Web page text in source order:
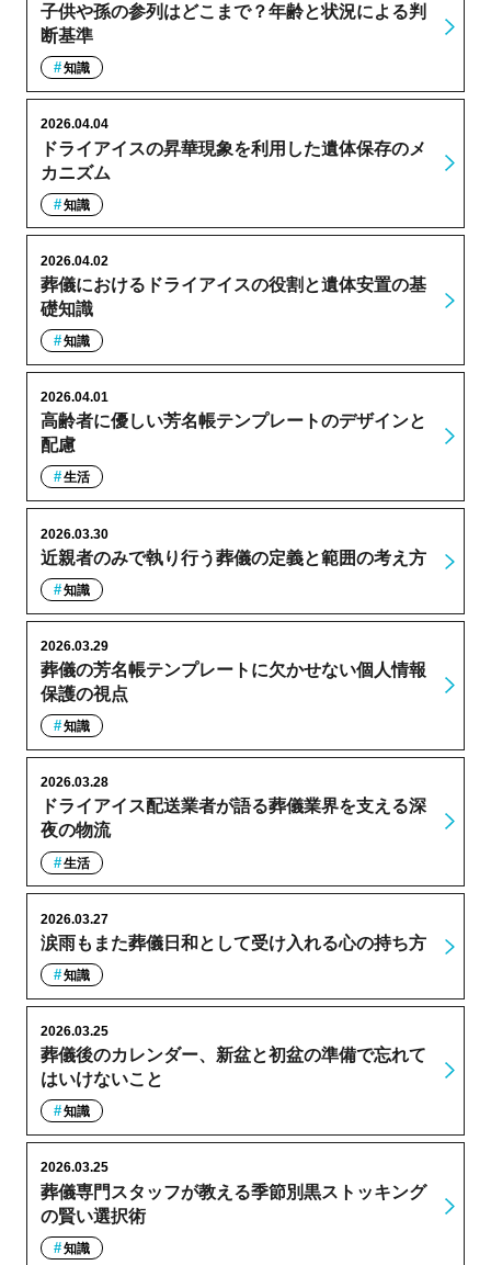
子供や孫の参列はどこまで？年齢と状況による判
断基準
知識
ドライアイスの昇華現象を利用した遺体保存のメ
カニズム
2026.04.04
知識
葬儀におけるドライアイスの役割と遺体安置の基
礎知識
2026.04.02
知識
高齢者に優しい芳名帳テンプレートのデザインと
配慮
2026.04.01
生活
近親者のみで執り行う葬儀の定義と範囲の考え方
2026.03.30
知識
葬儀の芳名帳テンプレートに欠かせない個人情報
保護の視点
2026.03.29
知識
ドライアイス配送業者が語る葬儀業界を支える深
夜の物流
2026.03.28
生活
涙雨もまた葬儀日和として受け入れる心の持ち方
2026.03.27
知識
葬儀後のカレンダー、新盆と初盆の準備で忘れて
はいけないこと
2026.03.25
知識
葬儀専門スタッフが教える季節別黒ストッキング
の賢い選択術
2026.03.25
知識